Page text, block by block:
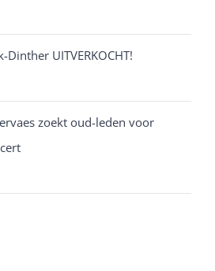
Dinther UITVERKOCHT!
zoekt oud-leden voor